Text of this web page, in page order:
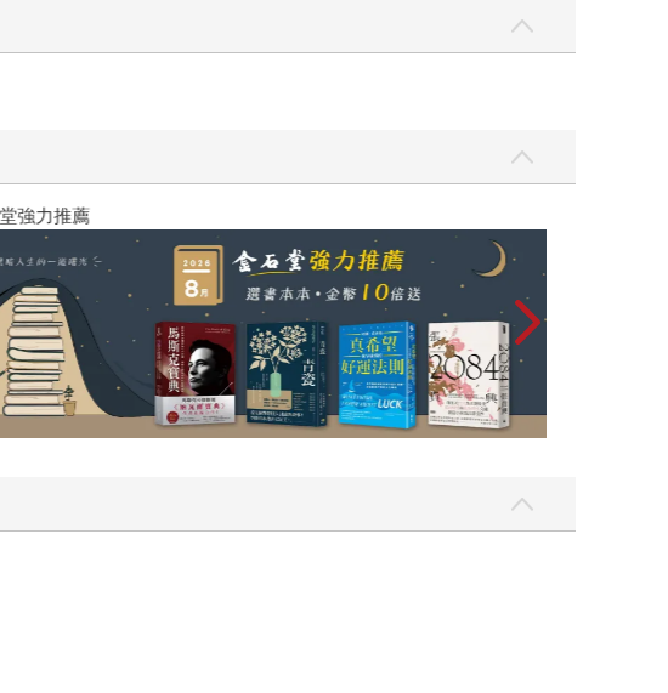
搞錯了競爭的對象。很多企業都誤以為，A公司是跟B公司競
產品跟服務，是Camry跟Accord在競爭，是B737跟A320在競
的、讓消費者心動的產品，但馬丁說，如果可以提供完美產品
「不要想極小化價格，要極大化滿足」，面對股東，「要把
力推薦